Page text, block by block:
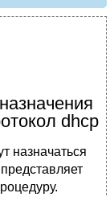
dhcp
назначаться